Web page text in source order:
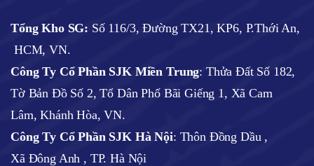
Tổng Kho SG: Số 116/3, Đường TX21, KP6, P.Thới An,
HCM, VN.
Công Ty Cổ Phần SJK Miền Trung: Thửa Đất Số 182,
Tờ Bản Đồ Số 2, Tổ Dân Phố Bãi Giếng 1, Xã Cam
Lâm, Khánh Hòa, VN.
Công Ty Cổ Phần SJK Hà Nội: Thôn Đồng Dầu ,
Xã Đông Anh , TP. Hà Nội